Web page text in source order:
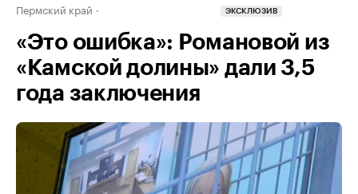
Пермский край ЭКСКЛЮЗИВ
«Это ошибка»: Романовой из
«Камской долины» дали 3,5
года заключения